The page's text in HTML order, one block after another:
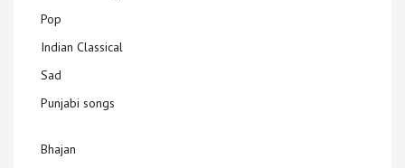
Pop
Indian Classical
Sad
Punjabi songs
Bhajan